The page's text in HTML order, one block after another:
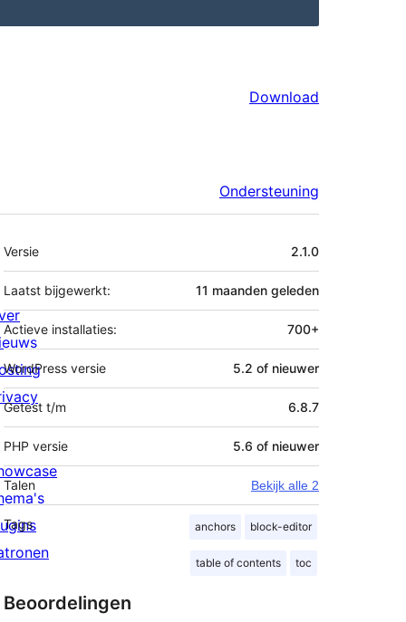
Download
Ondersteuning
Meta
Versie 2.1.0
Laatst bijgewerkt: 11 maanden geleden
Actieve installaties: 700+
WordPress versie 5.2 of nieuwer
Getest t/m 6.8.7
PHP versie 5.6 of nieuwer
Talen Bekijk alle 2
Tags anchors block-editor
table of contents toc
Beoordelingen